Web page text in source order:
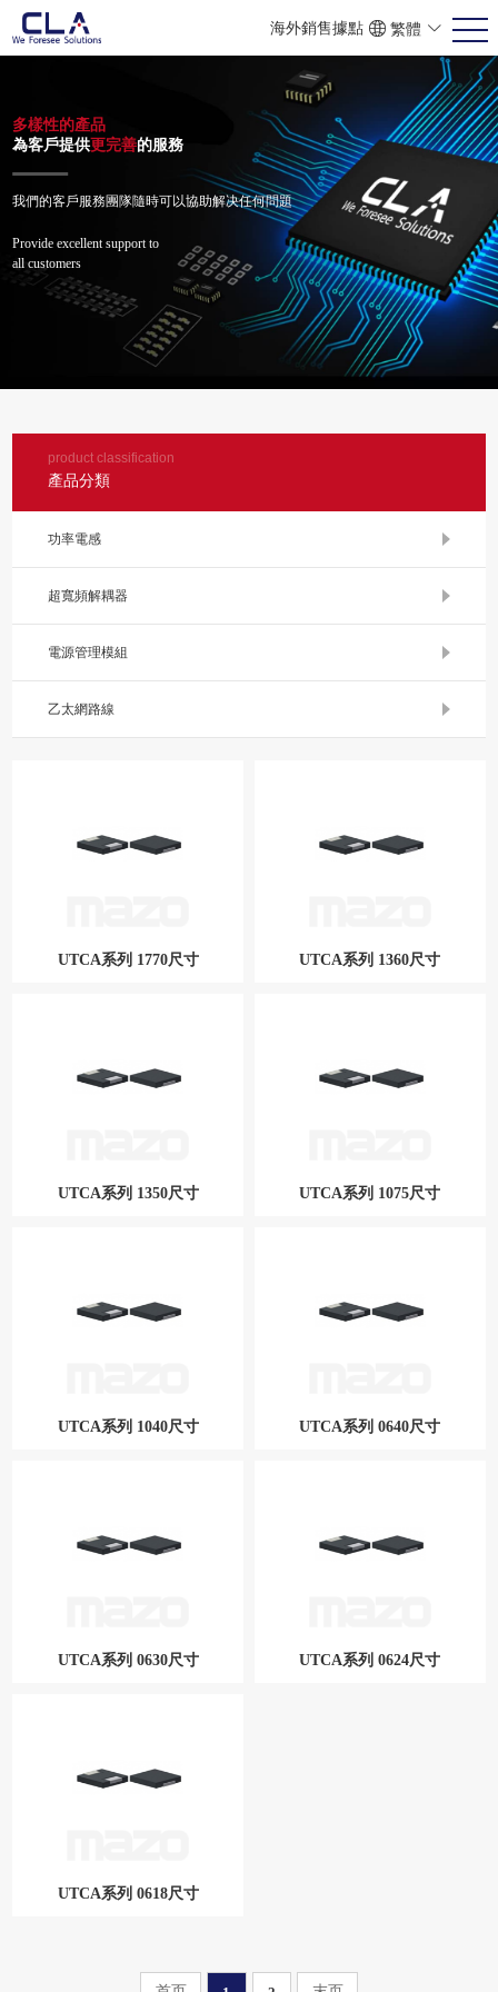
海外銷售據點 繁體
简体
ENG
POR
多樣性的產品
為客戶提供更完善的服務
我們的客戶服務團隊隨時可以協助解决任何問題
Provide excellent support to
all customers
product classification
產品分類
功率電感
超寬頻解耦器
電源管理模組
乙太網路線
UTCA系列 1770尺寸
UTCA系列 1770尺寸
UTCA系列 1360尺寸
UTCA系列 1360尺寸
UTCA系列 1350尺寸
UTCA系列 1350尺寸
UTCA系列 1075尺寸
UTCA系列 1075尺寸
UTCA系列 1040尺寸
UTCA系列 1040尺寸
UTCA系列 0640尺寸
UTCA系列 0640尺寸
UTCA系列 0630尺寸
UTCA系列 0630尺寸
UTCA系列 0624尺寸
UTCA系列 0618尺寸